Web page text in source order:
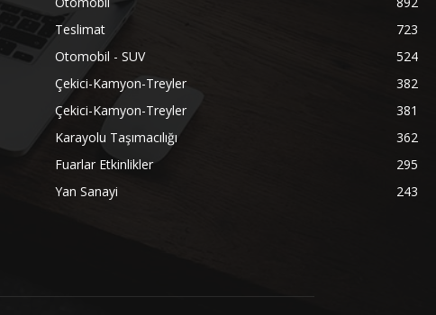
Teslimat
723
Otomobil - SUV
524
Çekici-Kamyon-Treyler
382
Çekici-Kamyon-Treyler
381
Karayolu Taşımacılığı
362
Fuarlar Etkinlikler
295
Yan Sanayi
243